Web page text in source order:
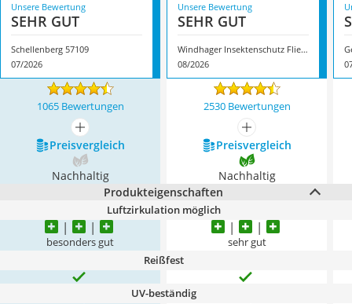
Unsere Bewertung
SEHR GUT
Schellenberg 57109
07/2026
Unsere Bewertung
SEHR GUT
Windhager Insektenschutz Fliegengitter
08/2026
1065 Bewertungen 2530 Bewertungen
mehr anzeigen
mehr anzeigen
Preis­vergleich
Preis­vergleich
Nachhaltig
Nachhaltig
Produkteigenschaften
Luftzirkulation möglich
besonders gut sehr gut
Reißfest
UV-beständig